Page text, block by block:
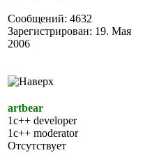
Сообщений: 4632
Зарегистрирован: 19. Мая
2006
artbear
1c++ developer
1c++ moderator
Отсутствует